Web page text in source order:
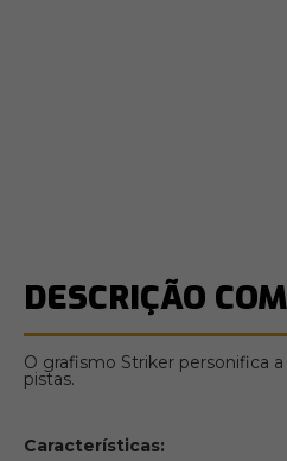
DESCRIÇÃO
O grafismo Striker personifica
pistas.
Características: